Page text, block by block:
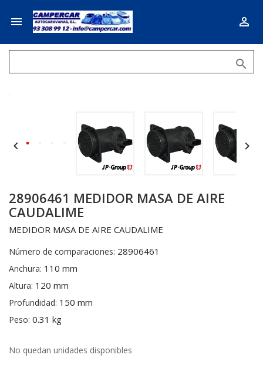
 

 
28906461 MEDIDOR MASA DE AIRE
CAUDALIME
MEDIDOR MASA DE AIRE CAUDALIME
Número de comparaciones: 28906461
Anchura: 110 mm
Altura: 120 mm
Profundidad: 150 mm
Peso: 0.31 kg
No quedan unidades disponibles